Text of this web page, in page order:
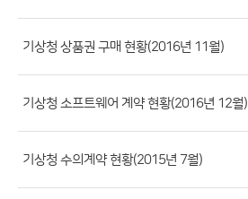
부
서,
첨
기상청 상품권 구매 현황(2016년 11월)
기상청 소프트웨어 계약 현황(2016년 12월)
기상청 수의계약 현황(2015년 7월)